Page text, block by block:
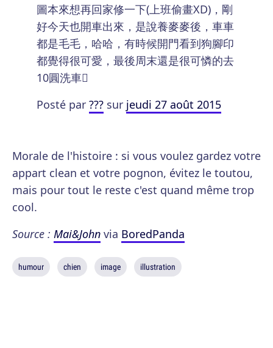
圖本來想再回家修一下(上班偷畫XD)，剛
好今天也開車出來，是說養麥麥後，車車
都是毛毛，哈哈，有時候開門看到狗腳印
都覺得很可愛，最後周末還是很可憐的去
10圓洗車󾌴
Posté par ??? sur jeudi 27 août 2015
Morale de l'histoire : si vous voulez gardez votre
appart clean et votre pognon, évitez le toutou,
mais pour tout le reste c'est quand même trop
cool.
Source : Mai&John via BoredPanda
humour chien image illustration